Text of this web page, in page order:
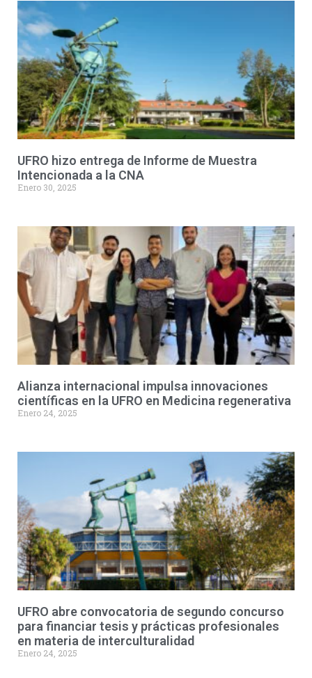
UFRO hizo entrega de Informe de Muestra
Intencionada a la CNA
Enero 30, 2025
Alianza internacional impulsa innovaciones
científicas en la UFRO en Medicina regenerativa
Enero 24, 2025
UFRO abre convocatoria de segundo concurso
para financiar tesis y prácticas profesionales
en materia de interculturalidad
Enero 24, 2025